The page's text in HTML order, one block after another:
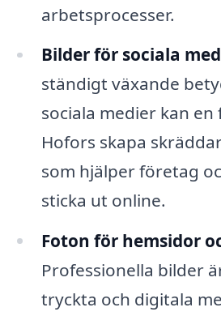
arbetsprocesser.
Bilder för sociala
ständigt växande
sociala medier kan
Hofors skapa
som hjälper företag
sticka ut online.
Foton för hemsidor
Professionella bilder
tryckta och digitala